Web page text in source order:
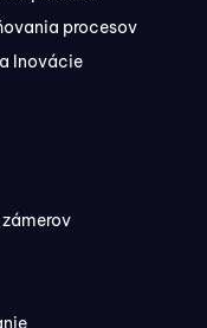
procesov
Inovácie